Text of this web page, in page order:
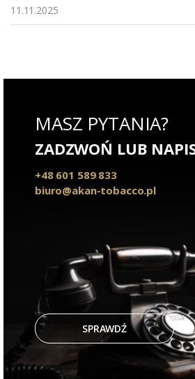
11.11.2025
MASZ PYTANIA?
ZADZWOŃ LUB
+48 601 589 833
biuro@akan-tobacco.pl
SPRAWDŹ